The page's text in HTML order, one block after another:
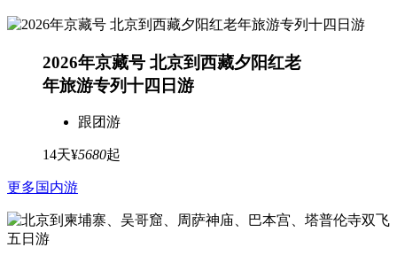
2026年京藏号 北京到西藏夕阳红老
年旅游专列十四日游
跟团游
14天¥5680起
更多国内游